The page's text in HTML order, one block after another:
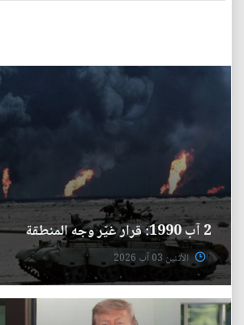
2 آب 1990: قرار غيّر وجه المنطقة
الأثنين 03 آب 2026